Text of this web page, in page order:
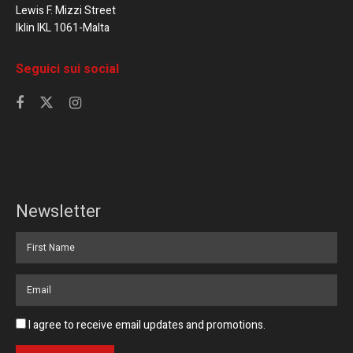
Lewis F. Mizzi Street
Iklin IKL 1061-Malta
Seguici sui social
Newsletter
I agree to receive email updates and promotions.